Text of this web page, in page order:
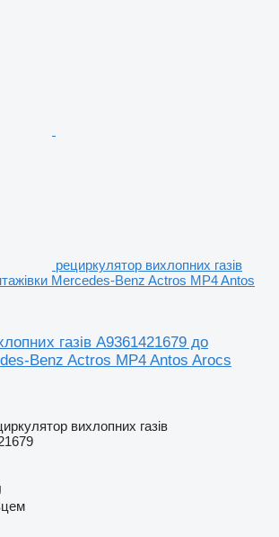
рециркулятор вихлопних газів
Mercedes-Benz Actros MP4 Antos
газів A9361421679 до
Benz Actros MP4 Antos Arocs
вихлопних газів